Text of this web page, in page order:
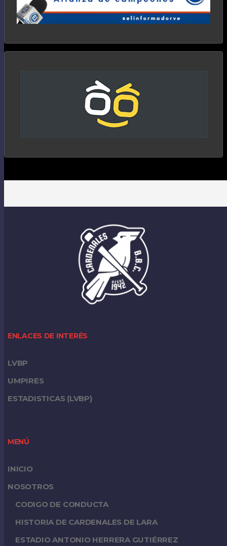
ENLACES DE INTERÉS
LVBP
UMPIRES
ESTADISTICAS (LVBP)
MENÚ
INICIO
NOSOTROS
CODIGO DE CONDUCTA
HISTORIA DE CARDENALES DE LARA
ESTADIO ANTONIO HERRERA GUTIÉRREZ